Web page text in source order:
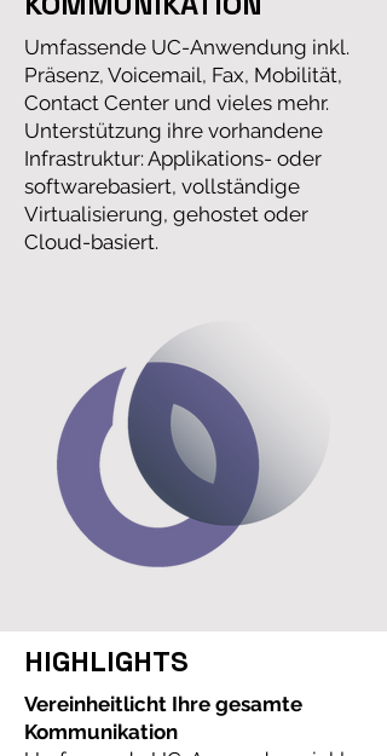
Umfassende UC-Anwendung inkl.
Präsenz, Voicemail, Fax, Mobilität,
Contact Center und vieles mehr.
Unterstützung ihre vorhandene
Infrastruktur: Applikations- oder
softwarebasiert, vollständige
Virtualisierung, gehostet oder
Cloud-basiert.
HIGHLIGHTS
Vereinheitlicht Ihre gesamte
Kommunikation